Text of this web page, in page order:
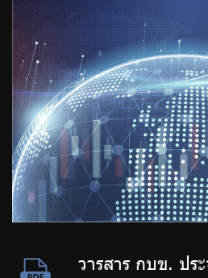
วารสาร กบข. ปร